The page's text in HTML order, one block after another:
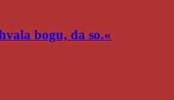
bogu, da so.«